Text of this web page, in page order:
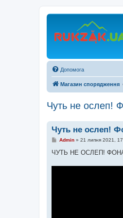
Допомога
Магазин спорядження
Чуть не ослеп!
Чуть не ослеп!
П
в
Admin» 21 липня 2021,
ЧУТЬ НЕ ОСЛЕП!